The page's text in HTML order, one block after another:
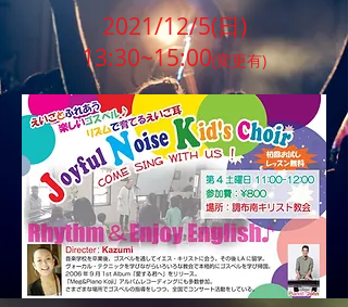
2021/12/5(日)
​13:30~15:00(変更有)